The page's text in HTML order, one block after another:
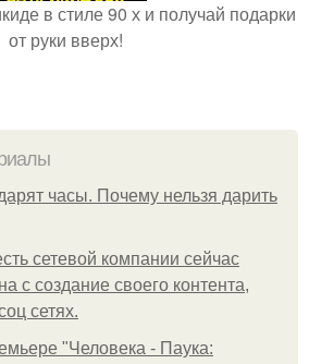
в стиле 90 х и получай подарки
от руки вверх!
часы. Почему нельзя дарить
сетевой компании сейчас
с создание своего контента,
сетях.
"Человека - Паука: